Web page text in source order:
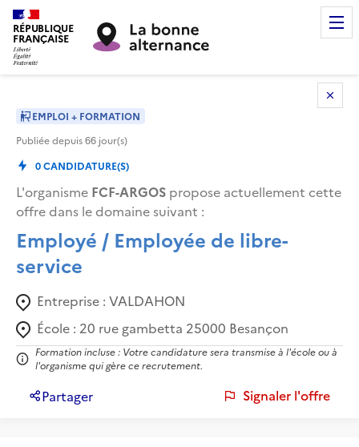
RÉPUBLIQUE
FRANÇAISE
EMPLOI + FORMATION
Publiée depuis66 jour(s)
0CANDIDATURE(S)
L'organisme FCF-ARGOS propose actuellement cette
offre dans le domaine suivant :
Employé / Employée de libre-
service
Entreprise : VALDAHON
École : 20 rue gambetta 25000 Besançon
Formation incluse : Votre candidature sera transmise à l'école ou à
l'organisme qui gère ce recrutement.
Partager Signaler l'offre